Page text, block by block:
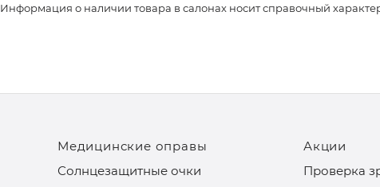
Информация о наличии товара в салонах носит справочный
Медицинские оправы
Солнцезащитные очки
Акции
Проверка